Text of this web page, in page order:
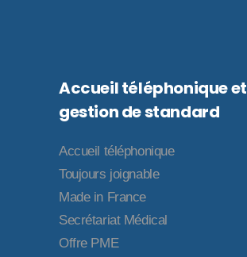
Accueil téléphonique et
gestion de standard
Accueil téléphonique
Toujours joignable
Made in France
Secrétariat Médical
Offre PME